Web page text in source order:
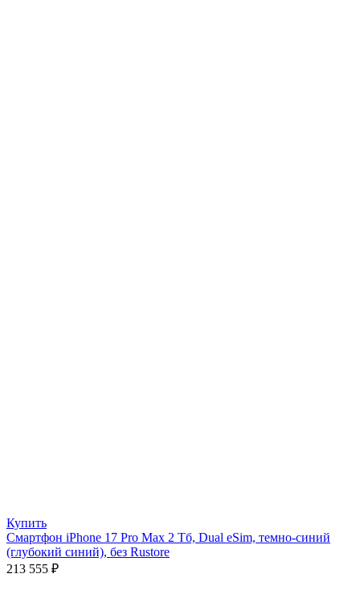
Купить
Смартфон iPhone 17 Pro Max 2 Тб, Dual eSim, темно-синий
(глубокий синий), без Rustore
213 555 ₽